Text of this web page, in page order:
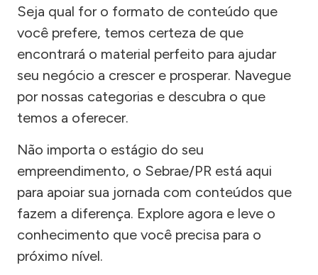
Seja qual for o formato de conteúdo que
você prefere, temos certeza de que
encontrará o material perfeito para ajudar
seu negócio a crescer e prosperar. Navegue
por nossas categorias e descubra o que
temos a oferecer.
Não importa o estágio do seu
empreendimento, o Sebrae/PR está aqui
para apoiar sua jornada com conteúdos que
fazem a diferença. Explore agora e leve o
conhecimento que você precisa para o
próximo nível.